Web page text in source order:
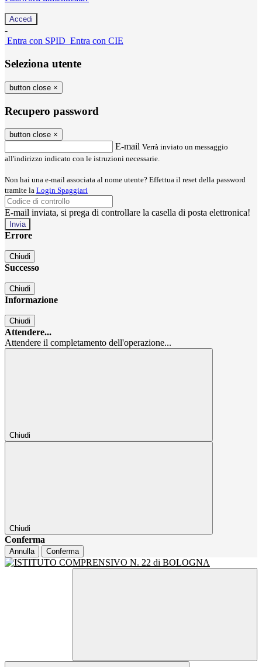
-
Entra con SPID Entra con CIE
Seleziona utente
button close ×
Recupero password
button close ×
E-mail Verrà inviato un messaggio
all'indirizzo indicato con le istruzioni necessarie.
Non hai una e-mail associata al nome utente? Effettua il reset della password
tramite la Login Spaggiari
E-mail inviata, si prega di controllare la casella di posta elettronica!
Errore
Chiudi
Successo
Chiudi
Informazione
Chiudi
Attendere...
Attendere il completamento dell'operazione...
Chiudi
Chiudi
Conferma
Annulla Conferma